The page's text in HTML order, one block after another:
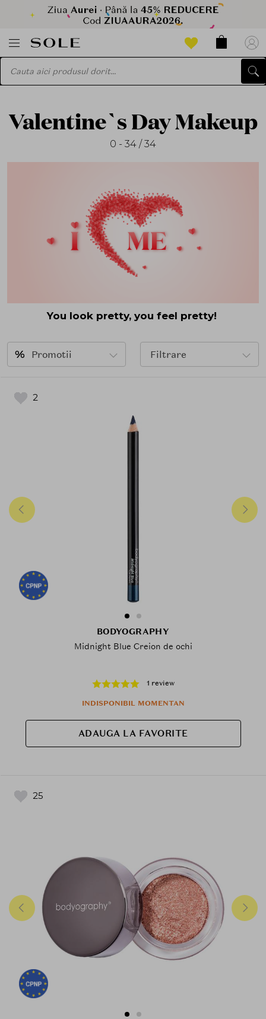
Valentine`s Day Makeup
0 - 34 / 34
You look pretty, you feel pretty!
Promotii Filtrare
2
BODYOGRAPHY
Midnight Blue Creion de ochi
1 review
INDISPONIBIL MOMENTAN
ADAUGA LA FAVORITE
25